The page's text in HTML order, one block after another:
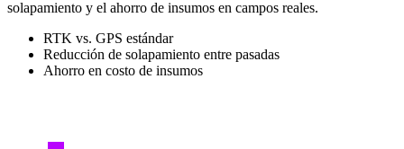
solapamiento y el ahorro de insumos en campos reales.
RTK vs. GPS estándar
Reducción de solapamiento entre pasadas
Ahorro en costo de insumos